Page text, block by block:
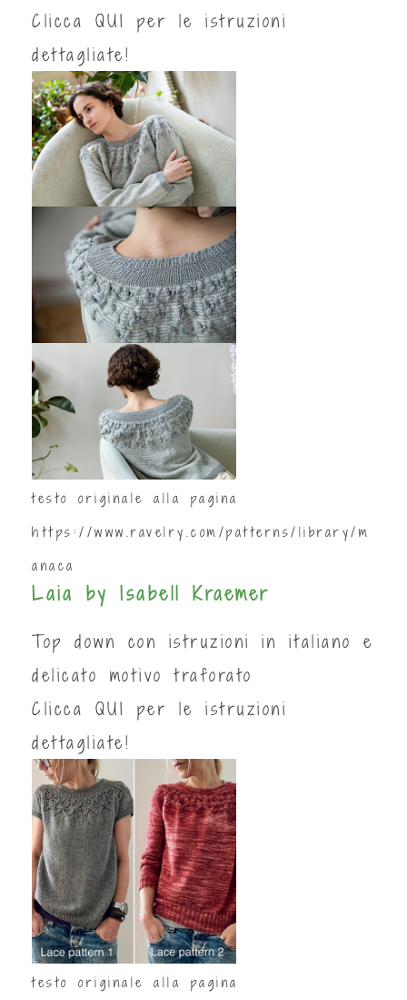
Clicca QUI
per le istruzioni
dettagliate!
testo originale alla pagina
https://www.ravelry.com/patterns/library/m
anaca
Laia by Isabell Kraemer
Top down con istruzioni in italiano e
delicato motivo traforato
Clicca QUI
per le istruzioni
dettagliate!
testo originale alla pagina